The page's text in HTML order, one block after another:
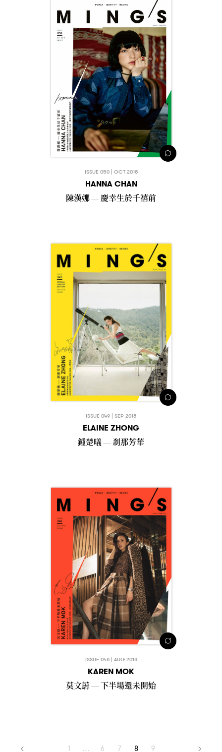
ISSUE 050 | OCT 2018
HANNA CHAN
陳漢娜— 慶幸生於千禧前
ISSUE 049 | SEP 2018
ELAINE ZHONG
鍾楚㬢— 剎那芳華
ISSUE 048 | AUG 2018
KAREN MOK
莫文蔚—下半場還未開始
1 … 6 7 8 9